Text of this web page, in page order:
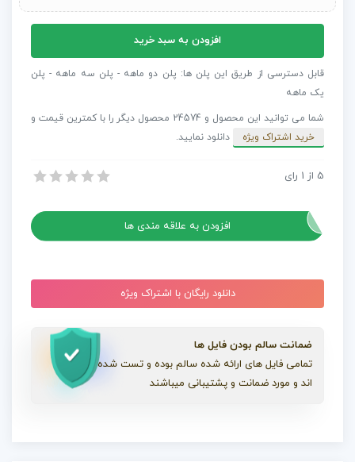
تیزر
فشن
افزودن به سبد خرید
قابل دسترسی از طریق این پلن ها: پلن دو ماهه - پلن سه ماهه - پلن
یک ماهه
شما می توانید این محصول و 24574 محصول دیگر را با کمترین قیمت و
خرید اشتراک ویژه
دانلود نمایید.
آهنگ مخصوص تیزر فشن Lifestyle
5 از 1 رای
افزودن به علاقه مندی ها
دانلود رایگان با اشتراک ویژه
ضمانت سالم بودن فایل ها
تمامی فایل های ارائه شده سالم بوده و تست شده
اند و مورد ضمانت و پشتیبانی میباشند